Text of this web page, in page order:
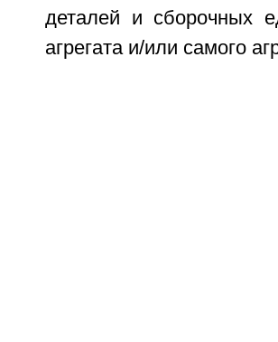
деталей и сборочных
агрегата и/или самого